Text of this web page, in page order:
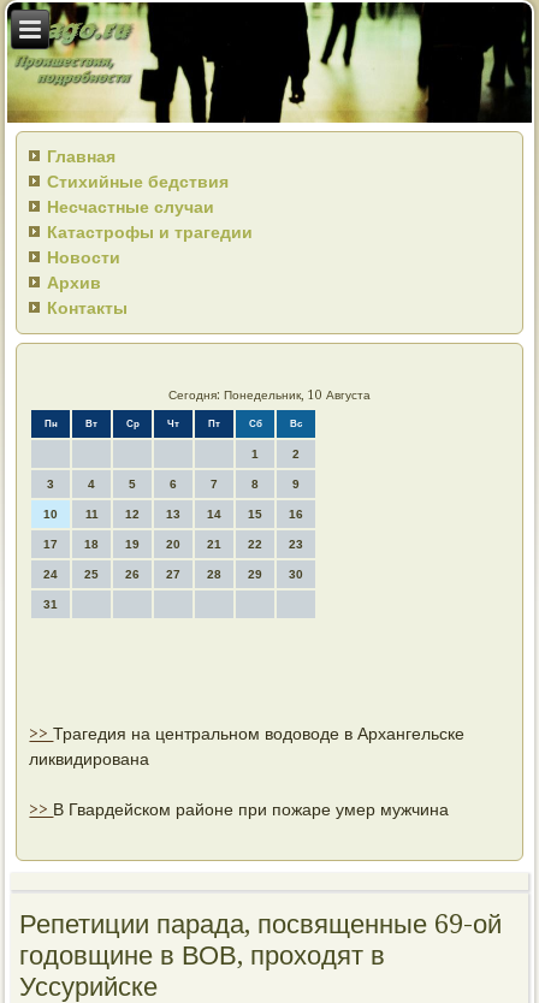
Главная
Стихийные бедствия
Несчастные случаи
Катастрофы и трагедии
Новости
Архив
Контакты
Сегодня: Понедельник, 10 Августа
Пн Вт Ср Чт Пт Сб Вс
1 2
3 4 5 6 7 8 9
10 11 12 13 14 15 16
17 18 19 20 21 22 23
24 25 26 27 28 29 30
31
>>Трагедия на центральном водоводе в Архангельске
ликвидирована
>> В Гвардейском районе при пожаре умер мужчина
Репетиции парада, посвященные 69-ой
годовщине в ВОВ, проходят в
Уссурийске